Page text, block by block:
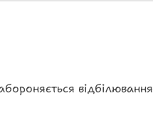
відбілювання